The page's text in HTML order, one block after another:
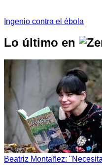
Ingenio contra el ébola
Lo último en
Beatriz Montañez: